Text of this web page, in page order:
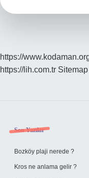
https://
https://lih.com.tr Sitemap
Sidebar
Son Yazılar
Bozköy plaji nerede ?
Kros ne anlama gelir ?